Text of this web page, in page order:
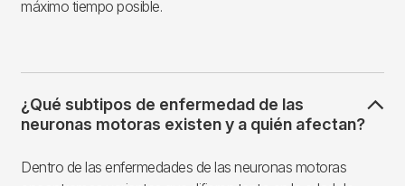
máximo tiempo posible.
¿Qué subtipos de enfermedad de las
neuronas motoras existen y a quién afectan?
Dentro de las enfermedades de las neuronas motoras